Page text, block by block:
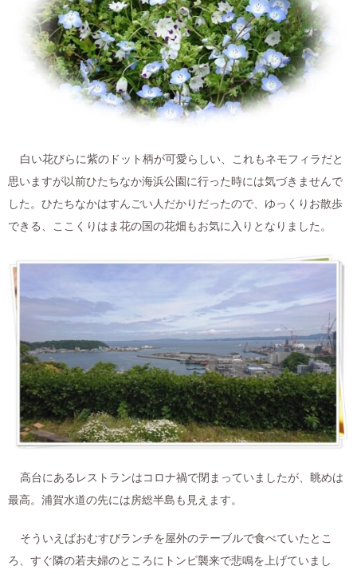
白い花びらに紫のドット柄が可愛らしい、これもネモフィラだと
思いますが以前ひたちなか海浜公園に行った時には気づきませんで
した。ひたちなかはすんごい人だかりだったので、ゆっくりお散歩
できる、ここくりはま花の国の花畑もお気に入りとなりました。
高台にあるレストランはコロナ禍で閉まっていましたが、眺めは
最高。浦賀水道の先には房総半島も見えます。
そういえばおむすびランチを屋外のテーブルで食べていたとこ
ろ、すぐ隣の若夫婦のところにトンビ襲来で悲鳴を上げていまし